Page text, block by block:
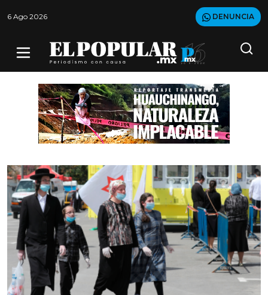
6 Ago 2026 DENUNCIA